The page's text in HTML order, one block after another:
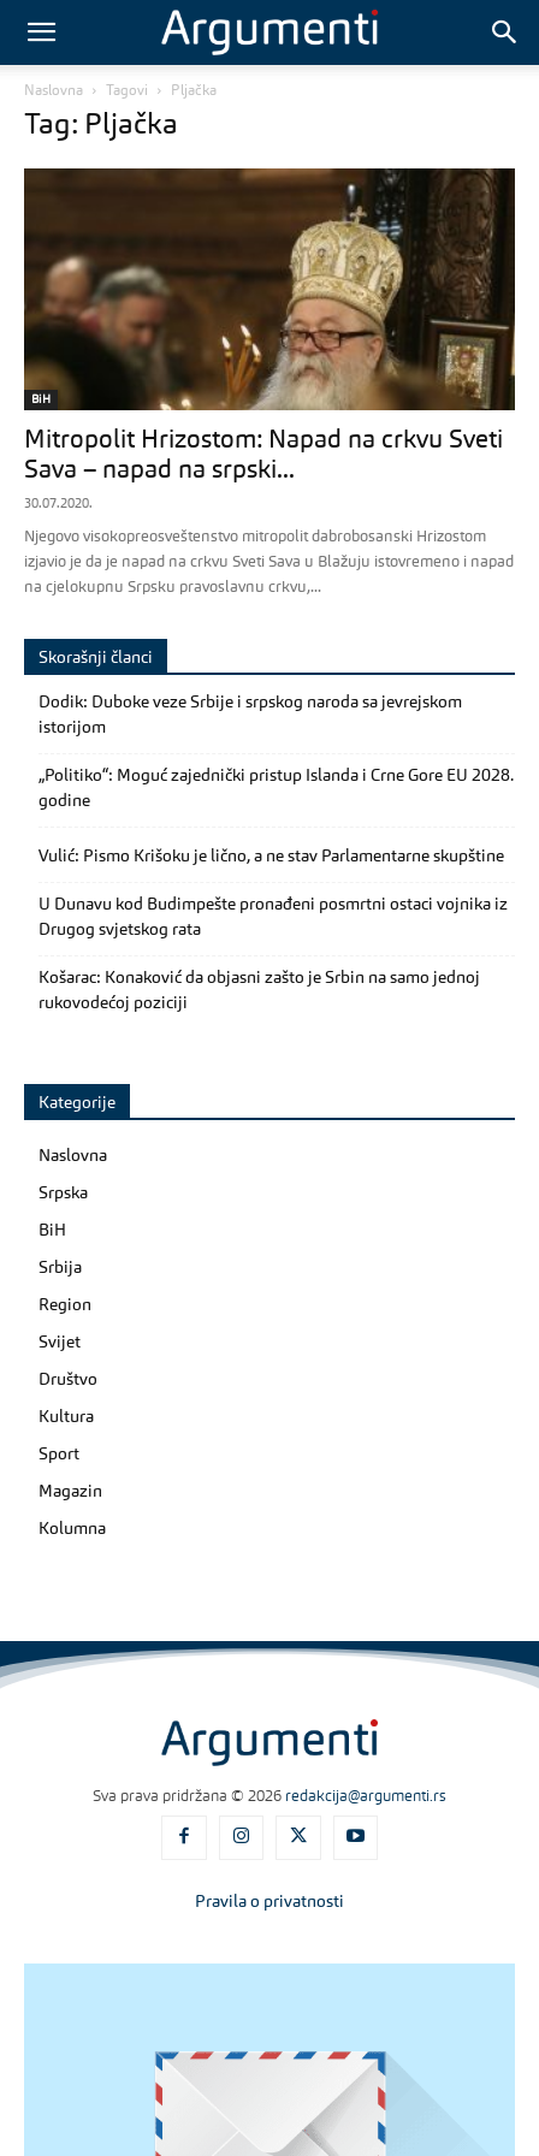
Naslovna Tagovi Pljačka
Tag: Pljačka
BiH
Mitropolit Hrizostom: Napad na crkvu Sveti
Sava – napad na srpski...
30.07.2020.
Njegovo visokopreosveštenstvo mitropolit dabrobosanski Hrizostom
izjavio je da je napad na crkvu Sveti Sava u Blažuju istovremeno i napad
na cjelokupnu Srpsku pravoslavnu crkvu,...
Skorašnji članci
Dodik: Duboke veze Srbije i srpskog naroda sa jevrejskom
istorijom
„Politiko“: Moguć zajednički pristup Islanda i Crne Gore EU 2028.
godine
Vulić: Pismo Krišoku je lično, a ne stav Parlamentarne skupštine
U Dunavu kod Budimpešte pronađeni posmrtni ostaci vojnika iz
Drugog svjetskog rata
Košarac: Konaković da objasni zašto je Srbin na samo jednoj
rukovodećoj poziciji
Kategorije
Naslovna
Srpska
BiH
Srbija
Region
Svijet
Društvo
Kultura
Sport
Magazin
Kolumna
Sva prava pridržana © 2026 redakcija@argumenti.rs
Pravila o privatnosti